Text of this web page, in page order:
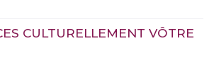
CULTURELLEMENT VÔTRE